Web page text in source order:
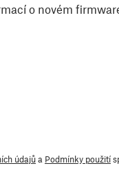
o novém
údajůa Podmínky použití